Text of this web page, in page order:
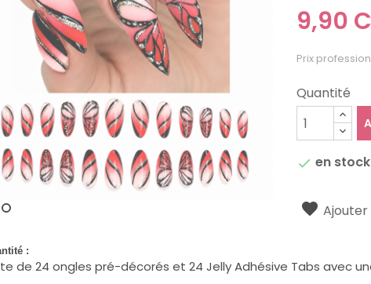
9,90
Prix
Quantité
 en stock
Ajouter
:
de 24 ongles pré-décorés et 24 Jelly Adhésive Tabs avec